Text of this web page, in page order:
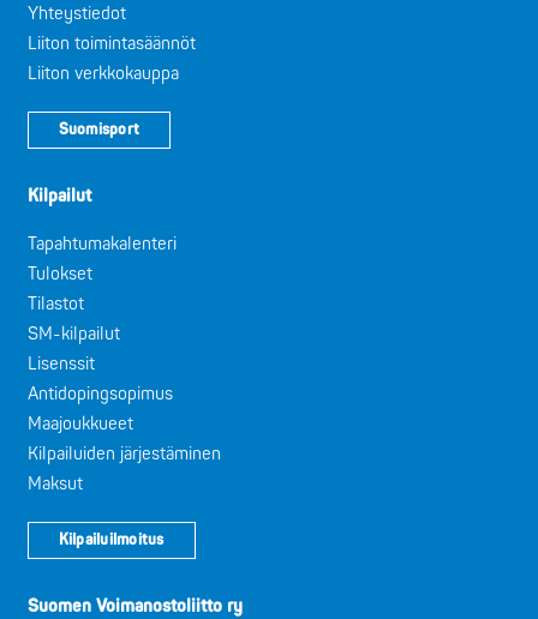
Yhteystiedot
Liiton toimintasäännöt
Liiton verkkokauppa
Suomisport
Kilpailut
Tapahtumakalenteri
Tulokset
Tilastot
SM-kilpailut
Lisenssit
Antidopingsopimus
Maajoukkueet
Kilpailuiden järjestäminen
Maksut
Kilpailuilmoitus
Suomen Voimanostoliitto ry